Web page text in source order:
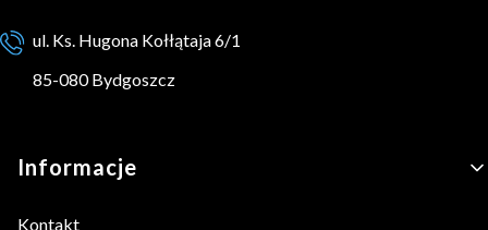
ul. Ks. Hugona Kołłątaja 6/1
85-080 Bydgoszcz
Linki w stopce
Informacje
Kontakt